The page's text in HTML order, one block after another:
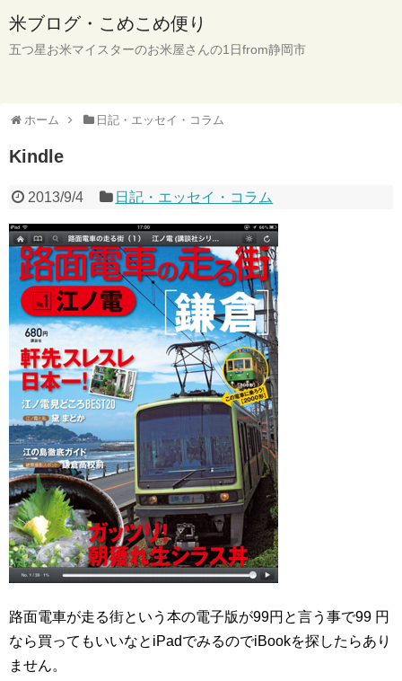
米ブログ・こめこめ便り
五つ星お米マイスターのお米屋さんの1日from静岡市
ホーム 日記・エッセイ・コラム
Kindle
2013/9/4 日記・エッセイ・コラム
路面電車が走る街という本の電子版が99円と言う事で99 円
なら買ってもいいなとiPadでみるのでiBookを探したらあり
ません。